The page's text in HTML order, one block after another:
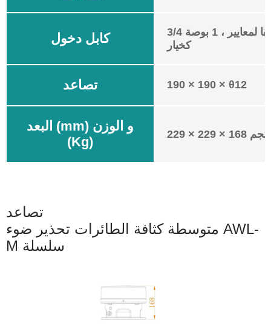
كابل دخول
3/4 بوصة الأنابيب موضوع وفقا لمعايير ، 1 بوصة
كخيار
تصاعد 190 × 190 × θ12
البعد (mm) و الوزن
(Kg)
تصاعد
متوسطة كثافة الطائرات تحذير ضوء AWL-
M سلسلة